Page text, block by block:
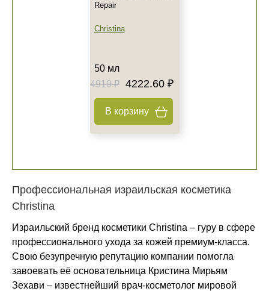
Repair
Christina
50 мл
4910 ₽ 4222.60 ₽
В корзину
Профессиональная израильская косметика
Christina
Израильский бренд косметики Christina – гуру в сфере
профессионального ухода за кожей премиум-класса.
Свою безупречную репутацию компании помогла
завоевать её основательница Кристина Мирьям
Зехави – известнейший врач-косметолог мировой